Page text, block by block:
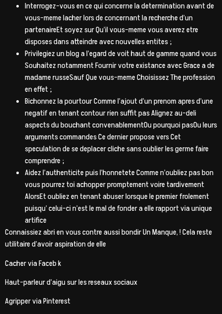
Interrogez-vous en ce qui concerne la determination avant de
vous-meme lacher lors de concernant la recherche d’un
partenaireEt soyez sur Qu’il vous-meme vous averez etre
disposes dans atteindre avec nouvelles entites ;
Privilegiez un blog a l’egard de voit haut de gamme quand vous
Souhaitez notamment Fournir votre existance avec Grace a de
madame russeSauf Que vous-meme Choisissez The profession
en effet ;
Bichonnez la pourtour Comme l’ajout d’un prenom apres d’une
negatif en tenant contour rien suffit pas Alignez au-deli
aspects du bouchant convenablementOu pourquoi pasOu leurs
arguments commandes Ce dernier propose vers Cet
speculation de se deplacer cliche sans oublier les germe faire
comprendre ;
Aidez l’authenticite puis l’honnetete Comme n’oubliez pas bon
vous pourrez toi achopper promptement voire tardivement
AlorsEt oubliez en tenant abuser lorsque le premier frolement
puisqu’ celui-ci n’est le mal de fonder a elle rapport via unique
artifice
Connaissiez abri en vous contre aussi bondir Un Manque, ! Cela reste
utilitaire d’avoir aspiration de elle
Cacher via Faceb k
Haut-parleur d’aigu sur les reseaux sociaux
Agripper via Pinterest